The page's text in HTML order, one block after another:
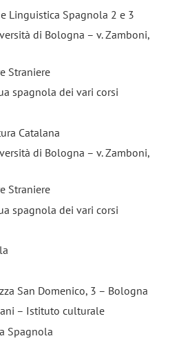
Linguistica Spagnola 2 e 3
di Bologna – v. Zamboni,
Straniere
spagnola dei vari corsi
Catalana
di Bologna – v. Zamboni,
Straniere
spagnola dei vari corsi
San Domenico, 3 – Bologna
– Istituto culturale
Spagnola